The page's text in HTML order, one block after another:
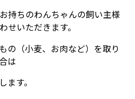
持ちのわんちゃんの飼い主様
せいただきます。
の（小麦、お肉など）を取り
は
ます。